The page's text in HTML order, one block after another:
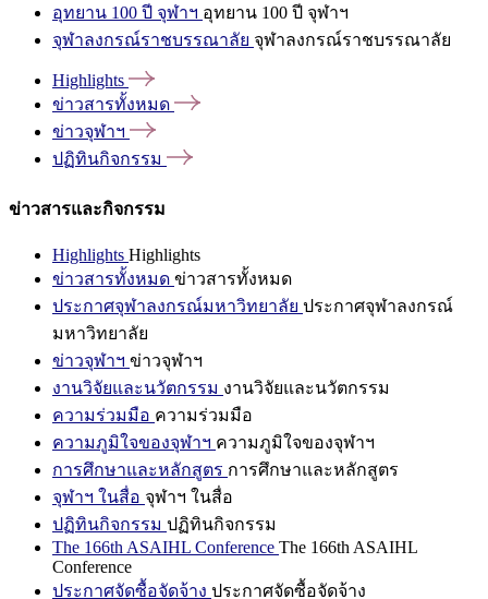
อุทยาน 100 ปี จุฬาฯ อุทยาน 100 ปี จุฬาฯ
จุฬาลงกรณ์ราชบรรณาลัย จุฬาลงกรณ์ราชบรรณาลัย
Highlights
ข่าวสารทั้งหมด
ข่าวจุฬาฯ
ปฏิทินกิจกรรม
ข่าวสารและกิจกรรม
Highlights Highlights
ข่าวสารทั้งหมด ข่าวสารทั้งหมด
ประกาศจุฬาลงกรณ์มหาวิทยาลัย ประกาศจุฬาลงกรณ์
มหาวิทยาลัย
ข่าวจุฬาฯ ข่าวจุฬาฯ
งานวิจัยและนวัตกรรม งานวิจัยและนวัตกรรม
ความร่วมมือ ความร่วมมือ
ความภูมิใจของจุฬาฯ ความภูมิใจของจุฬาฯ
การศึกษาและหลักสูตร การศึกษาและหลักสูตร
จุฬาฯ ในสื่อ จุฬาฯ ในสื่อ
ปฏิทินกิจกรรม ปฏิทินกิจกรรม
The 166th ASAIHL Conference The 166th ASAIHL
Conference
ประกาศจัดซื้อจัดจ้าง ประกาศจัดซื้อจัดจ้าง